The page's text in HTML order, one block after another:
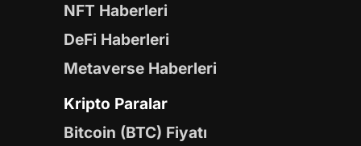
NFT Haberleri
DeFi Haberleri
Metaverse Haberleri
Kripto Paralar
Bitcoin (BTC) Fiyatı